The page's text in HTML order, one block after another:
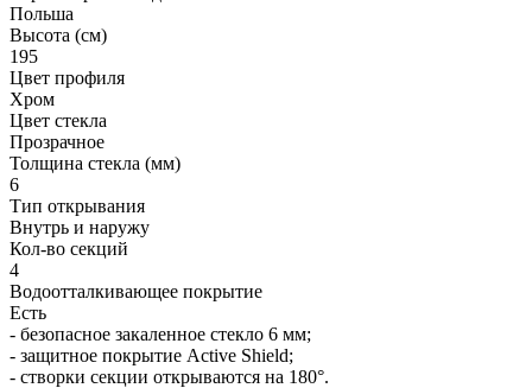
Польша
Высота (см)
195
Цвет профиля
Хром
Цвет стекла
Прозрачное
Толщина стекла (мм)
6
Тип открывания
Внутрь и наружу
Кол-во секций
4
Водоотталкивающее покрытие
Есть
- безопасное закаленное стекло 6 мм;
- защитное покрытие Active Shield;
- створки секции открываются на 180°.